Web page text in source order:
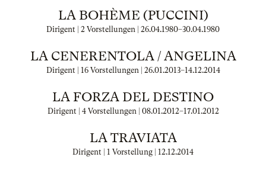
LA BOHÈME (PUCCINI)
Dirigent | 2 Vorstellungen | 26.04.1980–30.04.1980
LA CENERENTOLA / ANGELINA
Dirigent | 16 Vorstellungen | 26.01.2013–14.12.2014
LA FORZA DEL DESTINO
Dirigent | 4 Vorstellungen | 08.01.2012–17.01.2012
LA TRAVIATA
Dirigent | 1 Vorstellung | 12.12.2014